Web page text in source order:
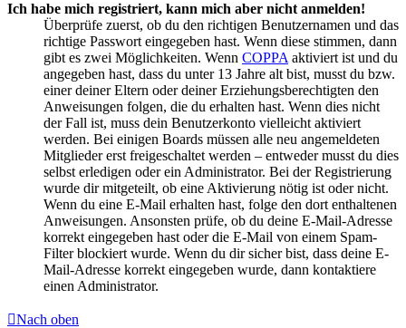
Ich habe mich registriert, kann mich aber nicht anmelden!
Überprüfe zuerst, ob du den richtigen Benutzernamen und das
richtige Passwort eingegeben hast. Wenn diese stimmen, dann
gibt es zwei Möglichkeiten. Wenn COPPA aktiviert ist und du
angegeben hast, dass du unter 13 Jahre alt bist, musst du bzw.
einer deiner Eltern oder deiner Erziehungsberechtigten den
Anweisungen folgen, die du erhalten hast. Wenn dies nicht
der Fall ist, muss dein Benutzerkonto vielleicht aktiviert
werden. Bei einigen Boards müssen alle neu angemeldeten
Mitglieder erst freigeschaltet werden – entweder musst du dies
selbst erledigen oder ein Administrator. Bei der Registrierung
wurde dir mitgeteilt, ob eine Aktivierung nötig ist oder nicht.
Wenn du eine E-Mail erhalten hast, folge den dort enthaltenen
Anweisungen. Ansonsten prüfe, ob du deine E-Mail-Adresse
korrekt eingegeben hast oder die E-Mail von einem Spam-
Filter blockiert wurde. Wenn du dir sicher bist, dass deine E-
Mail-Adresse korrekt eingegeben wurde, dann kontaktiere
einen Administrator.
Nach oben